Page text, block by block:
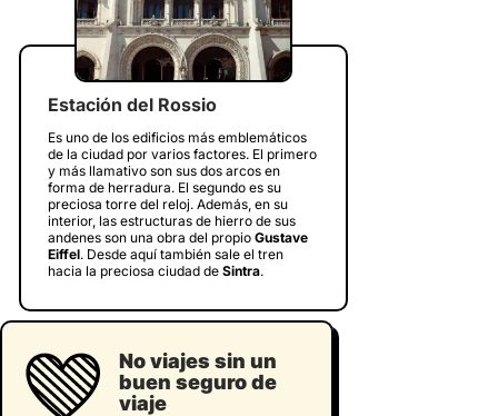
Estación del Rossio
Es uno de los edificios más emblemáticos
de la ciudad por varios factores. El primero
y más llamativo son sus dos arcos en
forma de herradura. El segundo es su
preciosa torre del reloj. Además, en su
interior, las estructuras de hierro de sus
andenes son una obra del propio Gustave
Eiffel. Desde aquí también sale el tren
hacia la preciosa ciudad de Sintra.
No viajes sin un
buen seguro de
viaje